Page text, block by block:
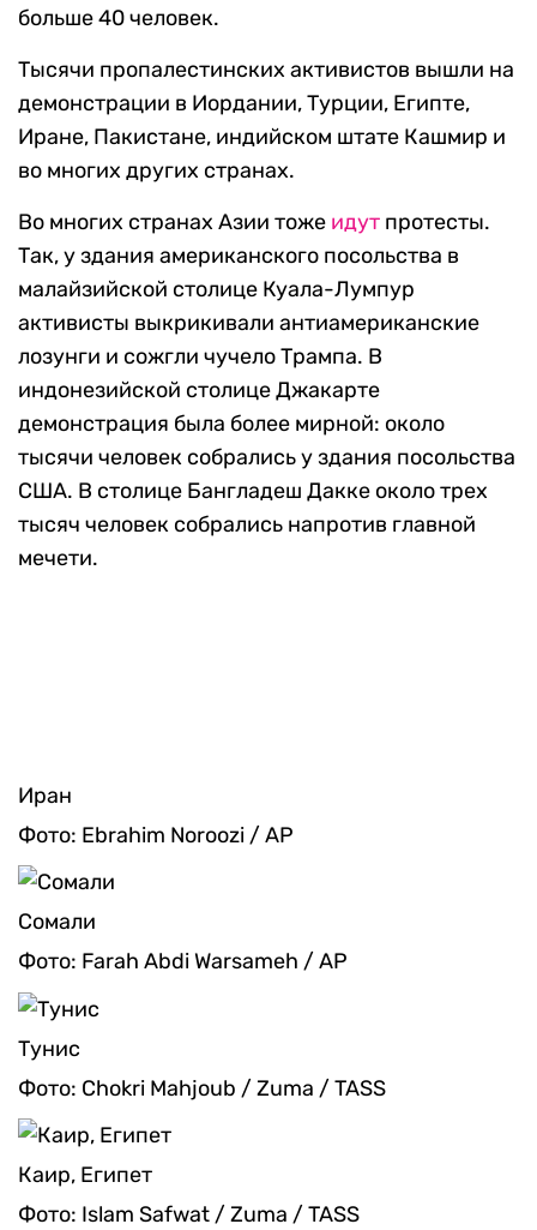
больше 40 человек.
Тысячи пропалестинских активистов вышли на
демонстрации в Иордании, Турции, Египте,
Иране, Пакистане, индийском штате Кашмир и
во многих других странах.
Во многих странах Азии тоже идут протесты.
Так, у здания американского посольства в
малайзийской столице Куала-Лумпур
активисты выкрикивали антиамериканские
лозунги и сожгли чучело Трампа. В
индонезийской столице Джакарте
демонстрация была более мирной: около
тысячи человек собрались у здания посольства
США. В столице Бангладеш Дакке около трех
тысяч человек собрались напротив главной
мечети.
Иран
Фото: Ebrahim Noroozi / AP
Сомали
Фото: Farah Abdi Warsameh / AP
Тунис
Фото: Chokri Mahjoub / Zuma / TASS
Каир, Египет
Фото: Islam Safwat / Zuma / TASS